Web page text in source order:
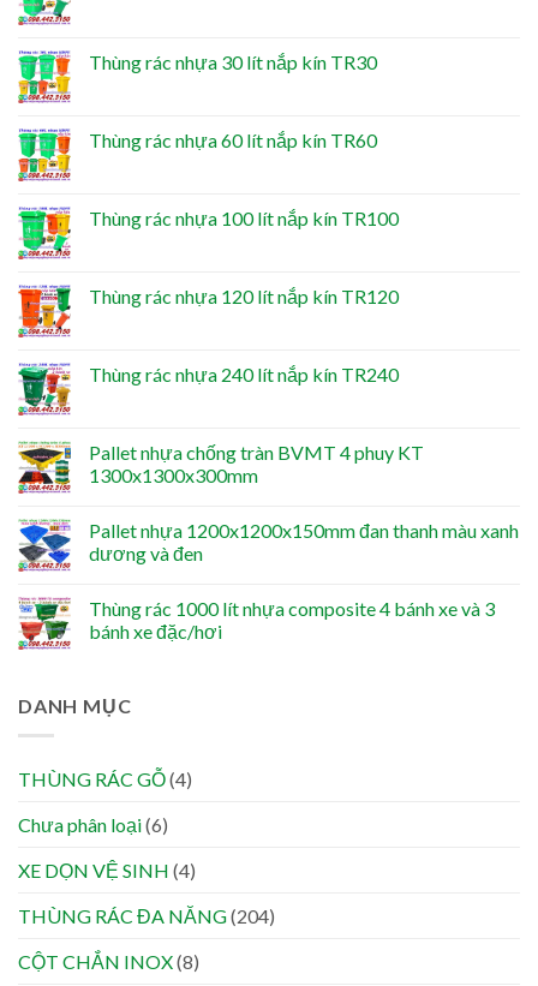
Thùng rác nhựa 30 lít nắp kín TR30
Thùng rác nhựa 60 lít nắp kín TR60
Thùng rác nhựa 100 lít nắp kín TR100
Thùng rác nhựa 120 lít nắp kín TR120
Thùng rác nhựa 240 lít nắp kín TR240
Pallet nhựa chống tràn BVMT 4 phuy KT
1300x1300x300mm
Pallet nhựa 1200x1200x150mm đan thanh màu xanh
dương và đen
Thùng rác 1000 lít nhựa composite 4 bánh xe và 3
bánh xe đặc/hơi
DANH MỤC
THÙNG RÁC GỖ(4)
Chưa phân loại(6)
XE DỌN VỆ SINH (4)
THÙNG RÁC ĐA NĂNG(204)
CỘT CHẮN INOX(8)